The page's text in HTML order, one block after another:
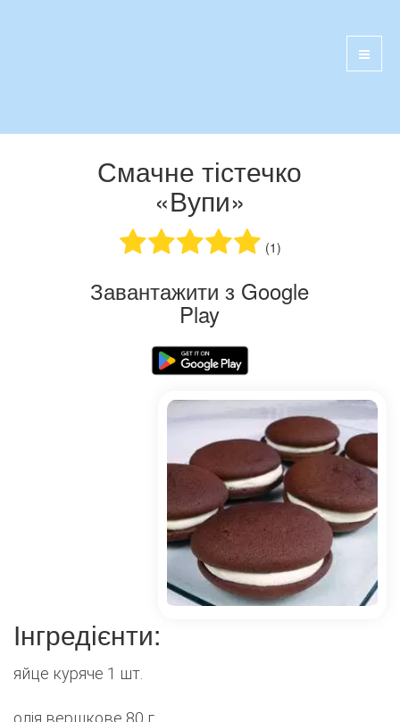
Смачне тістечко
«Вупи»
(1)
Завантажити з Google
Play
Інгредієнти:
яйце куряче 1 шт.
олія вершкове 80 г